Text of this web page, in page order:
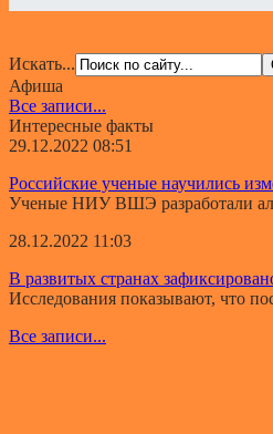
Искать...
Афиша
Все записи...
Интересные факты
29.12.2022 08:51
Российские ученые научились
Ученые НИУ ВШЭ разработали
28.12.2022 11:03
В развитых странах
Исследования показывают, что
Все записи...